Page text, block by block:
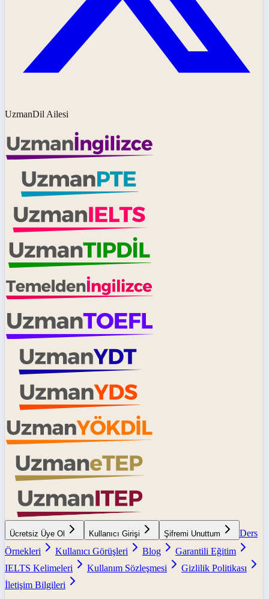
UzmanDil Ailesi
Ücretsiz Üye Ol Kullanıcı Girişi Şifremi Unuttum
Ders
Örnekleri
Kullanıcı Görüşleri Blog
Garantili Eğitim
IELTS Kelimeleri
Kullanım Sözleşmesi
Gizlilik Politikası
İletişim Bilgileri